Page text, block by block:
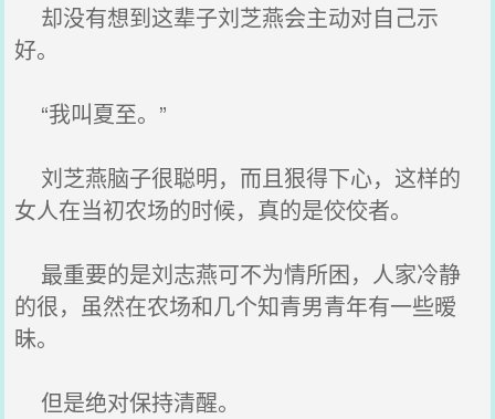
却没有想到这辈子刘芝燕会主动对自己示
好。
“我叫夏至。”
刘芝燕脑子很聪明，而且狠得下心，这样的
女人在当初农场的时候，真的是佼佼者。
最重要的是刘志燕可不为情所困，人家冷静
的很，虽然在农场和几个知青男青年有一些暧
昧。
但是绝对保持清醒。